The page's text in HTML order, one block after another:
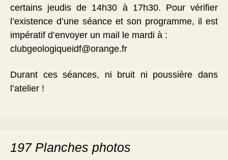
certains jeudis de 14h30 à 17h30. Pour vérifier
l’existence d’une séance et son programme, il est
impératif d’envoyer un mail le mardi à :
clubgeologiqueidf@orange.fr
Durant ces séances, ni bruit ni poussière dans
l’atelier !
197 Planches photos